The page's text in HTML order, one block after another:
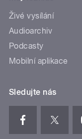
Živé vysílání
Audioarchiv
Podcasty
Mobilní aplikace
Sledujte nás